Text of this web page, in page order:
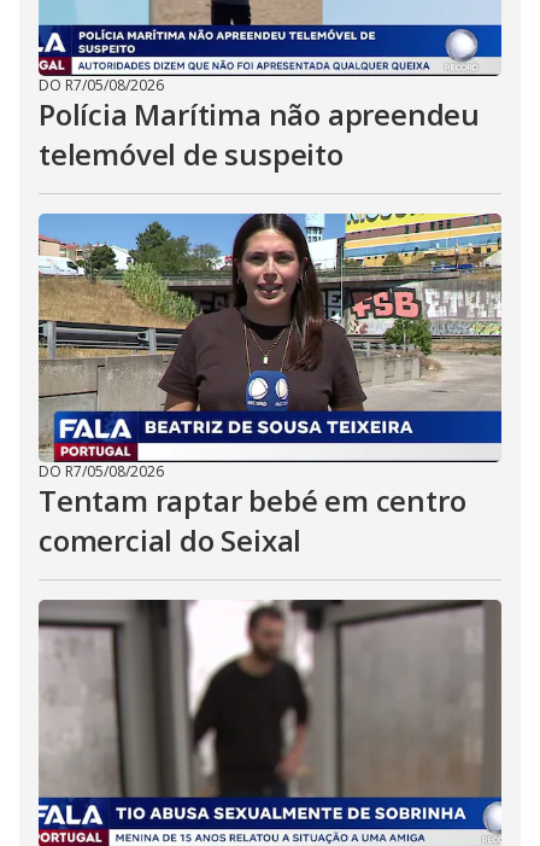
DO R7/05/08/2026
Polícia Marítima não apreendeu
telemóvel de suspeito
DO R7/05/08/2026
Tentam raptar bebé em centro
comercial do Seixal